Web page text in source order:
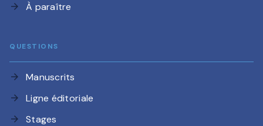
arrow_forward À paraître
QUESTIONS
arrow_forward Manuscrits
arrow_forward Ligne éditoriale
arrow_forward Stages